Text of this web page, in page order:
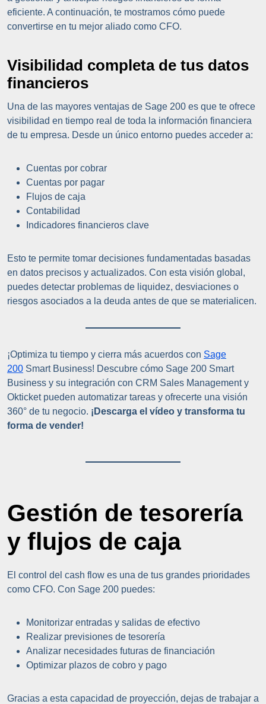
eficiente. A continuación, te mostramos cómo puede
convertirse en tu mejor aliado como CFO.
Visibilidad completa de tus datos
financieros
Una de las mayores ventajas de Sage 200 es que te ofrece
visibilidad en tiempo real de toda la información financiera
de tu empresa. Desde un único entorno puedes acceder a:
Cuentas por cobrar
Cuentas por pagar
Flujos de caja
Contabilidad
Indicadores financieros clave
Esto te permite tomar decisiones fundamentadas basadas
en datos precisos y actualizados. Con esta visión global,
puedes detectar problemas de liquidez, desviaciones o
riesgos asociados a la deuda antes de que se materialicen.
¡Optimiza tu tiempo y cierra más acuerdos con Sage
200 Smart Business! Descubre cómo Sage 200 Smart
Business y su integración con CRM Sales Management y
Okticket pueden automatizar tareas y ofrecerte una visión
360° de tu negocio. ¡Descarga el vídeo y transforma tu
forma de vender!
Gestión de tesorería
y flujos de caja
El control del cash flow es una de tus grandes prioridades
como CFO. Con Sage 200 puedes:
Monitorizar entradas y salidas de efectivo
Realizar previsiones de tesorería
Analizar necesidades futuras de financiación
Optimizar plazos de cobro y pago
Gracias a esta capacidad de proyección, dejas de trabajar a